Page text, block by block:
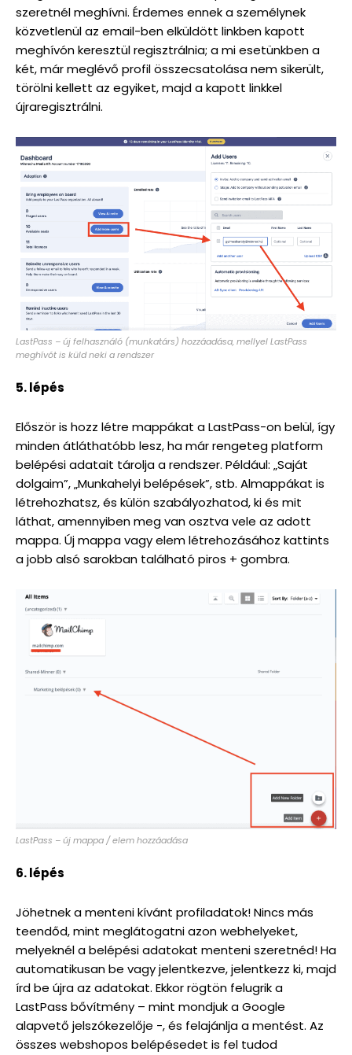
szeretnél meghívni. Érdemes ennek a személynek
közvetlenül az email-ben elküldött linkben kapott
meghívón keresztül regisztrálnia; a mi esetünkben a
két, már meglévő profil összecsatolása nem sikerült,
törölni kellett az egyiket, majd a kapott linkkel
újraregisztrálni.
LastPass – új felhasználó (munkatárs) hozzáadása, mellyel LastPass
meghívót is küld neki a rendszer
5. lépés
Először is hozz létre mappákat a LastPass-on belül, így
minden átláthatóbb lesz, ha már rengeteg platform
belépési adatait tárolja a rendszer. Például: „Saját
dolgaim”, „Munkahelyi belépések”, stb. Almappákat is
létrehozhatsz, és külön szabályozhatod, ki és mit
láthat, amennyiben meg van osztva vele az adott
mappa. Új mappa vagy elem létrehozásához kattints
a jobb alsó sarokban található piros + gombra.
LastPass – új mappa / elem hozzáadása
6. lépés
Jöhetnek a menteni kívánt profiladatok! Nincs más
teendőd, mint meglátogatni azon webhelyeket,
melyeknél a belépési adatokat menteni szeretnéd! Ha
automatikusan be vagy jelentkezve, jelentkezz ki, majd
írd be újra az adatokat. Ekkor rögtön felugrik a
LastPass bővítmény – mint mondjuk a Google
alapvető jelszókezelője -, és felajánlja a mentést. Az
összes webshopos belépésedet is fel tudod